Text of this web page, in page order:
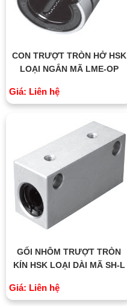
CON TRƯỢT TRÒN HỞ HSK
LOẠI NGẮN MÃ LME-OP
Giá: Liên hệ
GỐI NHÔM TRƯỢT TRÒN
KÍN HSK LOẠI DÀI MÃ SH-L
Giá: Liên hệ